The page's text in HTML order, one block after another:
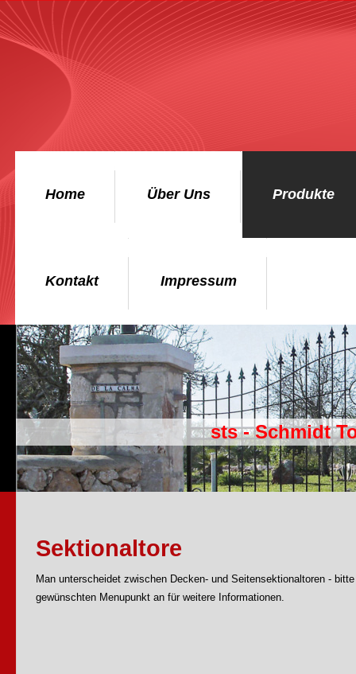
Home Über Uns Produkte
Kontakt Impressum
sts - Schmidt
Sektionaltore
Man unterscheidet zwischen Decken- und Seitensektionaltoren -
gewünschten Menupunkt an für weitere Informationen.